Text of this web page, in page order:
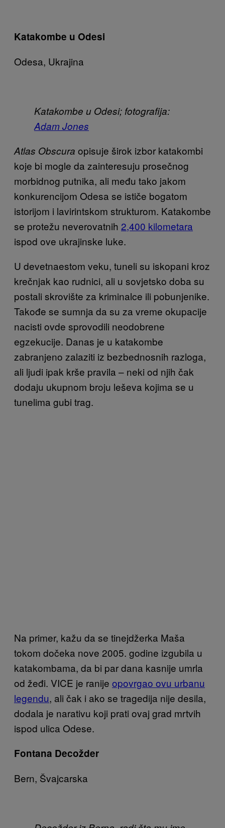
Katakombe u Odesi
Odesa, Ukrajina
Katakombe u Odesi; fotografija:
Adam Jones
Atlas Obscura opisuje širok izbor katakombi
koje bi mogle da zainteresuju prosečnog
morbidnog putnika, ali među tako jakom
konkurencijom Odesa se ističe bogatom
istorijom i lavirintskom strukturom. Katakombe
se protežu neverovatnih 2,400 kilometara
ispod ove ukrajinske luke.
U devetnaestom veku, tuneli su iskopani kroz
krečnjak kao rudnici, ali u sovjetsko doba su
postali skrovište za kriminalce ili pobunjenike.
Takođe se sumnja da su za vreme okupacije
nacisti ovde sprovodili neodobrene
egzekucije. Danas je u katakombe
zabranjeno zalaziti iz bezbednosnih razloga,
ali ljudi ipak krše pravila – neki od njih čak
dodaju ukupnom broju leševa kojima se u
tunelima gubi trag.
Na primer, kažu da se tinejdžerka Maša
tokom dočeka nove 2005. godine izgubila u
katakombama, da bi par dana kasnije umrla
od žeđi. VICE je ranije opovrgao ovu urbanu
legendu, ali čak i ako se tragedija nije desila,
dodala je narativu koji prati ovaj grad mrtvih
ispod ulica Odese.
Fontana Decožder
Bern, Švajcarska